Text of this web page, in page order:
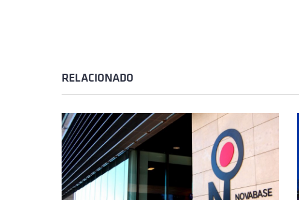
RELACIONADO